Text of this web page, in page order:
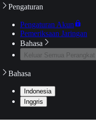
Pengaturan
Pengaturan Akun
Pemeriksaan Jaringan
Bahasa
Keluar Semua Perangkat
Bahasa
Indonesia
Inggris